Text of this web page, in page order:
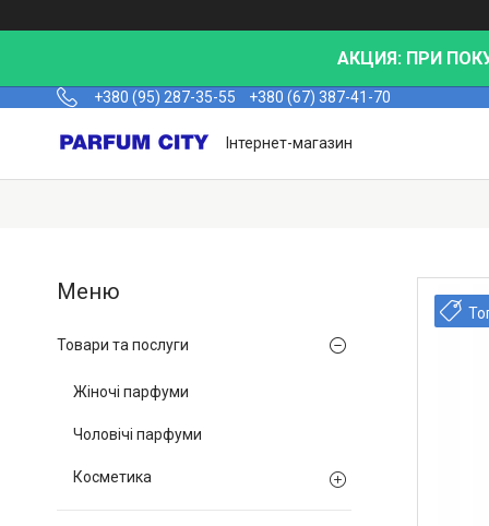
АКЦИЯ: ПРИ
+380 (95) 287-35-55 +380 (67) 387-41-70
Інтернет-магазин
Товари та послуги
Жіночі парфуми
Чоловічі парфуми
Косметика